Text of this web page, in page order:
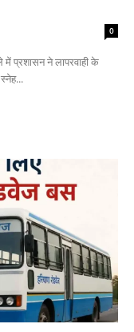
0
प्रशासन ने लापरवाही के